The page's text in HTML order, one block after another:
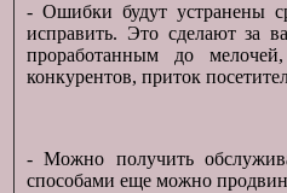
- Ошибки будут устранены
исправить. Это сделают за
проработанным до
конкурентов, приток
- Можно получить
способами еще можно